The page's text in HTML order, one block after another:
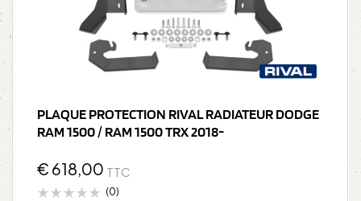
PLAQUE PROTECTION RIVAL RADIATEUR DODGE
RAM 1500 / RAM 1500 TRX 2018-
€ 618,00 TTC
(0)